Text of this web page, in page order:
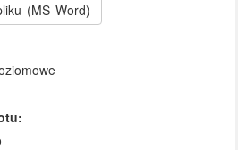
(MS Word)